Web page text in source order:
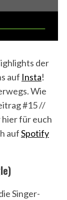
der
auf Insta!
Wie
#15 //
hier für euch
aufSpotify
Singer-